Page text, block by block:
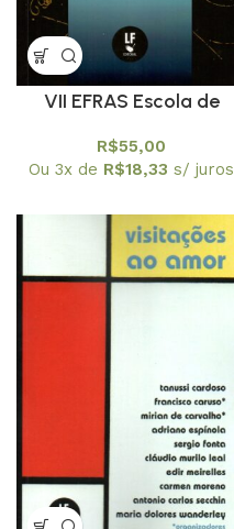
VII EFRAS Escola de
Salmeron
R$55,00
Ou 3x de R$18,33 s/ juros